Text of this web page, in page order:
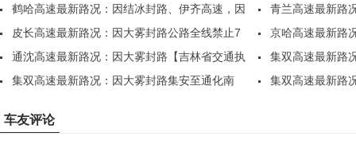
全..
坊、..
鹤哈高速最新路况：因结冰封路、伊齐高速，因
部..
青兰高速最新路
各..
皮长高速最新路况：因大雾封路公路全线禁止7
座..
京哈高速最新路
散，..
通沈高速最新路况：因大雾封路【吉林省交通执
法..
集双高速最新路
站，..
集双高速最新路况：因大雾封路集安至通化南
集双高速最新路
车友评论